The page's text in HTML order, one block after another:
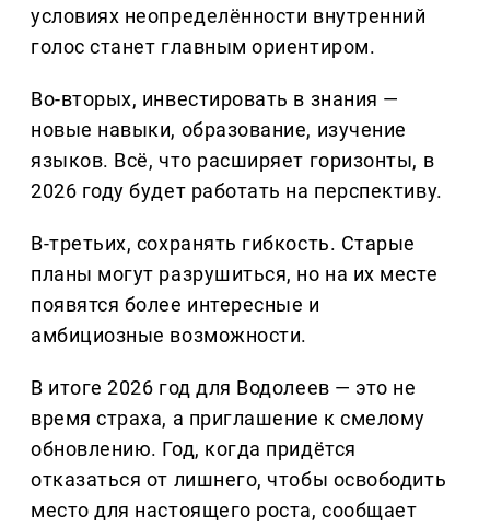
условиях неопределённости внутренний
голос станет главным ориентиром.
Во-вторых, инвестировать в знания —
новые навыки, образование, изучение
языков. Всё, что расширяет горизонты, в
2026 году будет работать на перспективу.
В-третьих, сохранять гибкость. Старые
планы могут разрушиться, но на их месте
появятся более интересные и
амбициозные возможности.
В итоге 2026 год для Водолеев — это не
время страха, а приглашение к смелому
обновлению. Год, когда придётся
отказаться от лишнего, чтобы освободить
место для настоящего роста, сообщает